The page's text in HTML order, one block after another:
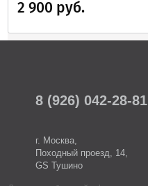
2 900 руб.
8 (926) 042-28-81
г. Москва,
Походный проезд, 14,
GS Тушино